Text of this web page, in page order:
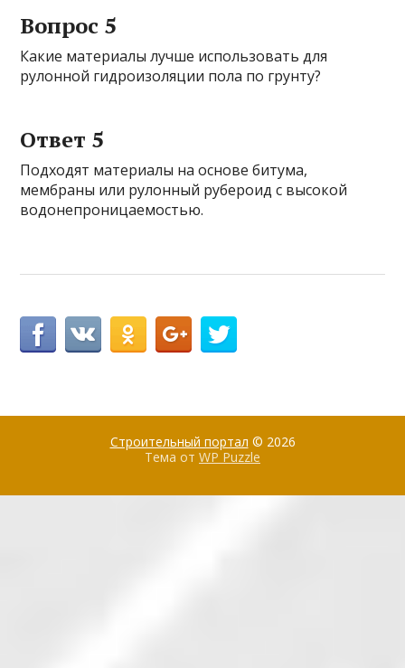
Вопрос 5
Какие материалы лучше использовать для
рулонной гидроизоляции пола по грунту?
Ответ 5
Подходят материалы на основе битума,
мембраны или рулонный рубероид с высокой
водонепроницаемостью.
Строительный портал © 2026
Тема от WP Puzzle